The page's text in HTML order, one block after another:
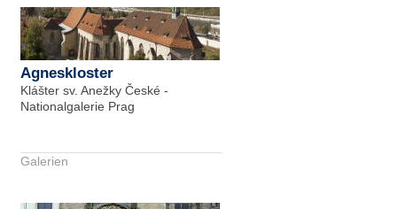
Agneskloster
Klášter sv. Anežky České -
Nationalgalerie Prag
Galerien